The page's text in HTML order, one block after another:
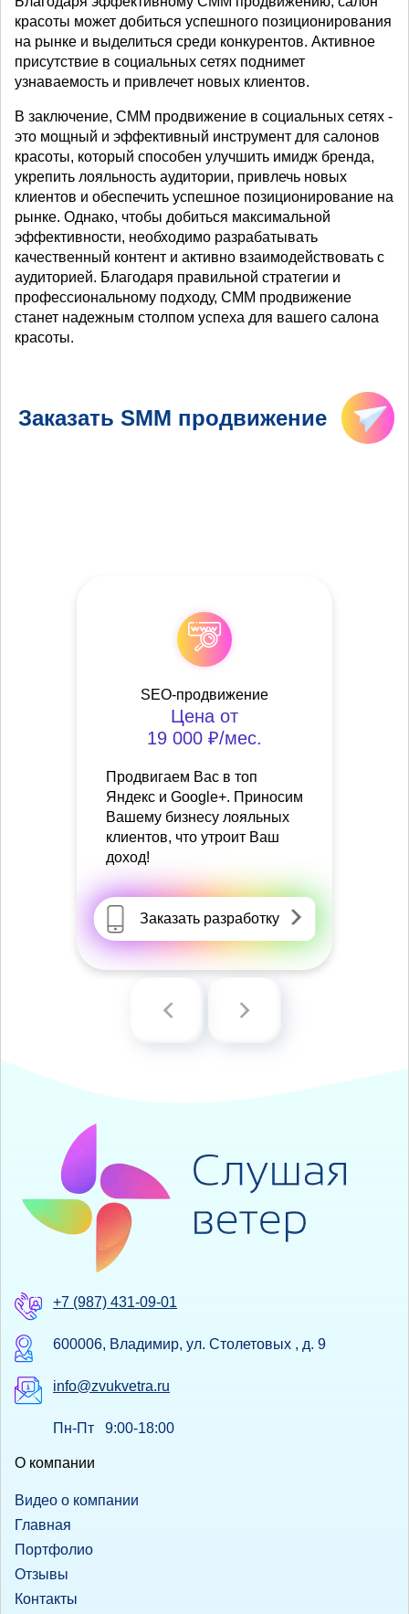
красоты может добиться успешного позиционирования
на рынке и выделиться среди конкурентов. Активное
присутствие в социальных сетях поднимет
узнаваемость и привлечет новых клиентов.
В заключение, СММ продвижение в социальных сетях -
это мощный и эффективный инструмент для салонов
красоты, который способен улучшить имидж бренда,
укрепить лояльность аудитории, привлечь новых
клиентов и обеспечить успешное позиционирование на
рынке. Однако, чтобы добиться максимальной
эффективности, необходимо разрабатывать
качественный контент и активно взаимодействовать с
аудиторией. Благодаря правильной стратегии и
профессиональному подходу, СММ продвижение
станет надежным столпом успеха для вашего салона
красоты.
Заказать SMM продвижение
SEO-продвижение
Цена от
19 000 ₽/мес.
Продвигаем Вас в топ
Яндекс и Google+. Приносим
Вашему бизнесу лояльных
клиентов, что утроит Ваш
доход!
Заказать разработку
+7 (987) 431-09-01
600006, Владимир, ул. Столетовых , д. 9
info@zvukvetra.ru
Пн-Пт 9:00-18:00
О компании
Видео о компании
Главная
Портфолио
Отзывы
Контакты